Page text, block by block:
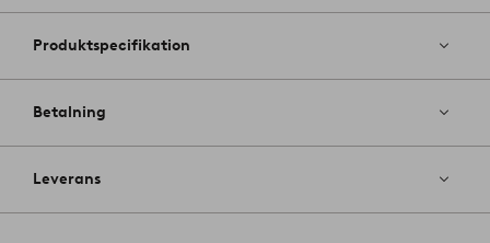
Produktspecifikation
Betalning
Leverans